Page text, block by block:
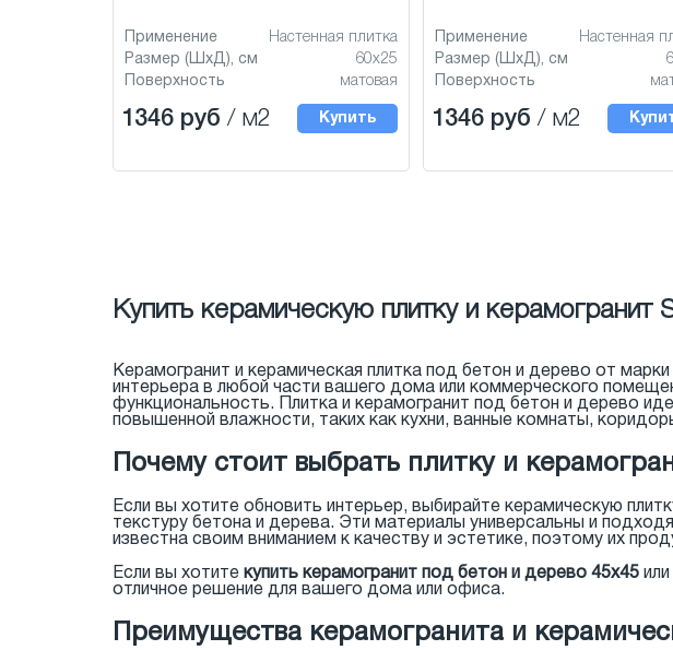
Применение
Настенная плитка
Размер (ШхД), см
60x25
Поверхность
матовая
1346 руб / м2 Купить
Применение
Настенная
Размер (ШхД), см
Поверхность
1346 руб / м2
Купить керамическую плитку и
Керамогранит и керамическая плитка под бетон и дерево от марки
интерьера в любой части вашего дома или коммерческого
функциональность. Плитка и керамогранит под бетон и дерево
повышенной влажности, таких как кухни, ванные комнаты,
Почему стоит выбрать плитку и
Если вы хотите обновить интерьер, выбирайте керамическую
текстуру бетона и дерева. Эти материалы универсальны и
известна своим вниманием к качеству и эстетике, поэтому их
Если вы хотите купить керамогранит под бетон и дерево 45x45 или
отличное решение для вашего дома или офиса.
Преимущества керамогранита и